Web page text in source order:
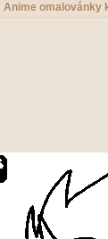
Anime omalovánky